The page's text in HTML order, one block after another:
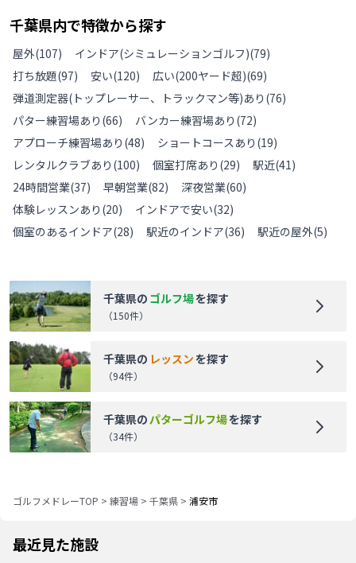
千葉県内で特徴から探す
屋外(107) インドア(シミュレーションゴルフ)(79)
打ち放題(97) 安い(120) 広い(200ヤード超)(69)
弾道測定器(トップレーサー、トラックマン等)あり (76)
パター練習場あり (66) バンカー練習場あり (72)
アプローチ練習場あり (48) ショートコースあり (19)
レンタルクラブあり (100) 個室打席あり (29) 駅近(41)
24時間営業(37) 早朝営業(82) 深夜営業(60)
体験レッスンあり (20) インドアで安い(32)
個室のあるインドア(28) 駅近のインドア(36) 駅近の屋外(5)
千葉県の ゴルフ場を探す
（150件）
千葉県の レッスンを探す
（94件）
千葉県のパターゴルフ場を探す
（34件）
ゴルフメドレーTOP > 練習場 > 千葉県 > 浦安市
最近見た施設